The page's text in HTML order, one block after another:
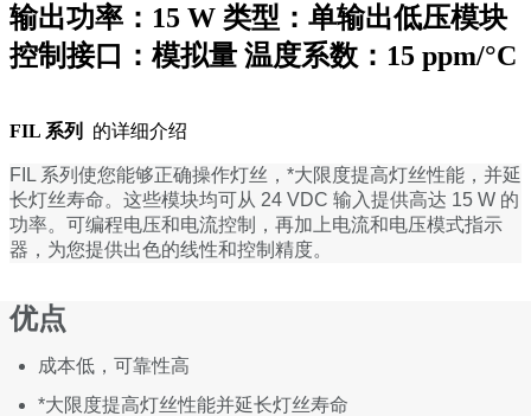
输出功率：15 W 类型：单输出低压模块
控制接口：模拟量 温度系数：15 ppm/°C
FIL 系列 的详细介绍
FIL 系列使您能够正确操作灯丝，*大限度提高灯丝性能，并延
长灯丝寿命。这些模块均可从 24 VDC 输入提供高达 15 W 的
功率。可编程电压和电流控制，再加上电流和电压模式指示
器，为您提供出色的线性和控制精度。
优点
成本低，可靠性高
*大限度提高灯丝性能并延长灯丝寿命